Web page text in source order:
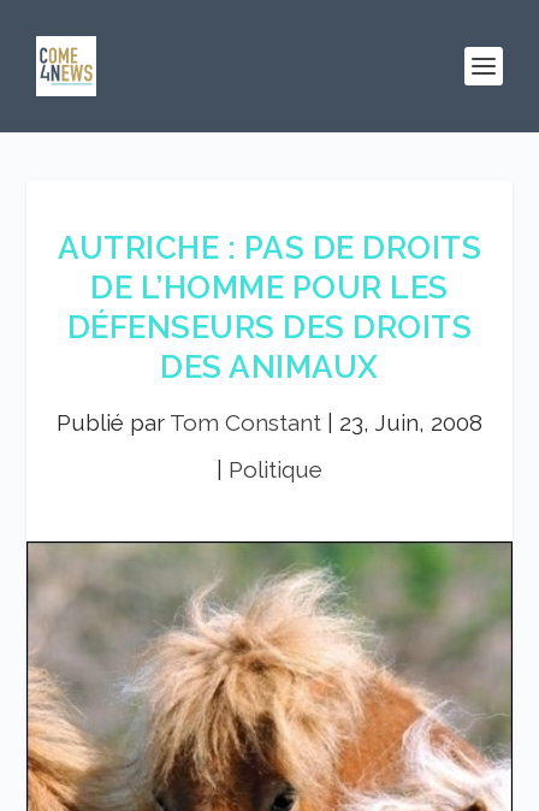
AUTRICHE : PAS DE DROITS
DE L’HOMME POUR LES
DÉFENSEURS DES DROITS
DES ANIMAUX
Publié par Tom Constant
23, Juin, 2008
Politique